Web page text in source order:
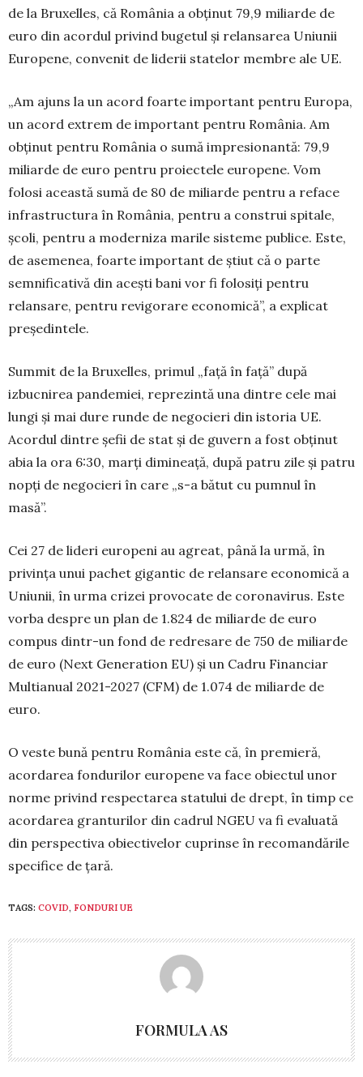
de la Bruxelles, că România a obținut 79,9 miliarde de
euro din acordul privind bugetul și relansarea Uniunii
Europene, convenit de liderii statelor membre ale UE.
„Am ajuns la un acord foarte important pentru Europa,
un acord extrem de important pentru România. Am
obținut pentru România o sumă impresionantă: 79,9
miliarde de euro pentru proiectele europene. Vom
folosi această sumă de 80 de miliarde pentru a reface
infrastructura în România, pentru a construi spitale,
școli, pentru a moderniza marile sisteme publice. Este,
de asemenea, foarte important de știut că o parte
semnificativă din acești bani vor fi folosiți pentru
relansare, pentru revigorare economică”, a explicat
președintele.
Summit de la Bruxelles, primul „față în față” după
izbucnirea pandemiei, reprezintă una dintre cele mai
lungi și mai dure runde de negocieri din istoria UE.
Acordul dintre șefii de stat și de guvern a fost obținut
abia la ora 6:30, marți dimineață, după patru zile și patru
nopți de negocieri în care „s-a bătut cu pumnul în
masă”.
Cei 27 de lideri europeni au agreat, până la urmă, în
privința unui pachet gigantic de relansare economică a
Uniunii, în urma crizei provocate de coronavirus. Este
vorba despre un plan de 1.824 de miliarde de euro
compus dintr-un fond de redresare de 750 de miliarde
de euro (Next Generation EU) și un Cadru Financiar
Multianual 2021-2027 (CFM) de 1.074 de miliarde de
euro.
O veste bună pentru România este că, în premieră,
acordarea fondurilor europene va face obiectul unor
norme privind respectarea statului de drept, în timp ce
acordarea granturilor din cadrul NGEU va fi evaluată
din perspectiva obiectivelor cuprinse în recomandările
specifice de țară.
TAGS: COVID, FONDURI UE
FORMULA AS